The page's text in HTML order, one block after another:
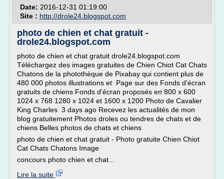
Date: 2016-12-31 01:19:00
Site : http://drole24.blogspot.com
photo de chien et chat gratuit -
drole24.blogspot.com
photo de chien et chat gratuit drole24.blogspot.com
Téléchargez des images gratuites de Chien Chiot Cat Chats
Chatons de la photothèque de Pixabay qui contient plus de
480 000 photos illustrations et Page sur des Fonds d'écran
gratuits de chiens Fonds d'écran proposés en 800 x 600
1024 x 768 1280 x 1024 et 1600 x 1200 Photo de Cavalier
King Charles 3 days ago Recevez les actualités de mon
blog gratuitement Photos droles ou tendres de chats et de
chiens Belles photos de chats et chiens
photo de chien et chat gratuit - Photo gratuite Chien Chiot
Cat Chats Chatons Image
concours photo chien et chat...
Lire la suite